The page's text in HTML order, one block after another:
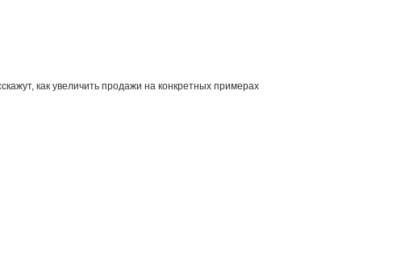
как увеличить продажи на конкретных примерах